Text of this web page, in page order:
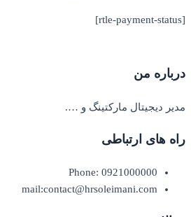
[rtle-payment-status]
درباره من
مدیر دیجیتال مارکتینگ و ….
راه های ارتباطی
Phone: 0921000000
mail:contact@hrsoleimani.com